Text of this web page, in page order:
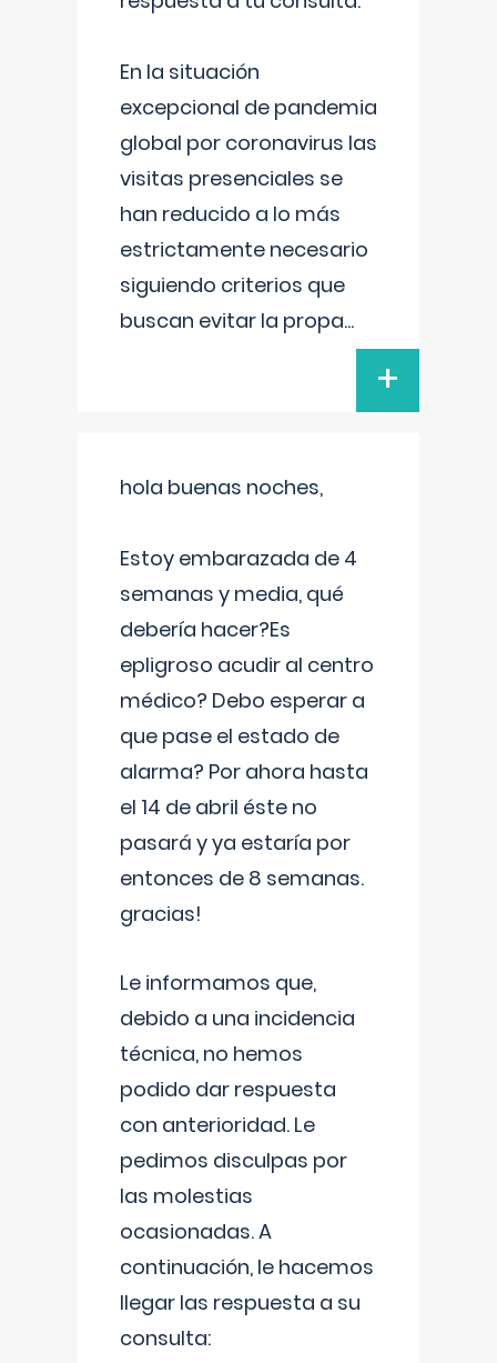
En la situación
excepcional de pandemia
global por coronavirus las
visitas presenciales se
han reducido a lo más
estrictamente necesario
siguiendo criterios que
buscan evitar la propa...
+
hola buenas noches,
Estoy embarazada de 4
semanas y media, qué
debería hacer?Es
epligroso acudir al centro
médico? Debo esperar a
que pase el estado de
alarma? Por ahora hasta
el 14 de abril éste no
pasará y ya estaría por
entonces de 8 semanas.
gracias!
Le informamos que,
debido a una incidencia
técnica, no hemos
podido dar respuesta
con anterioridad. Le
pedimos disculpas por
las molestias
ocasionadas. A
continuación, le hacemos
llegar las respuesta a su
consulta: